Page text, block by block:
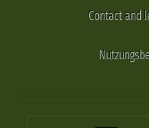
Contact and